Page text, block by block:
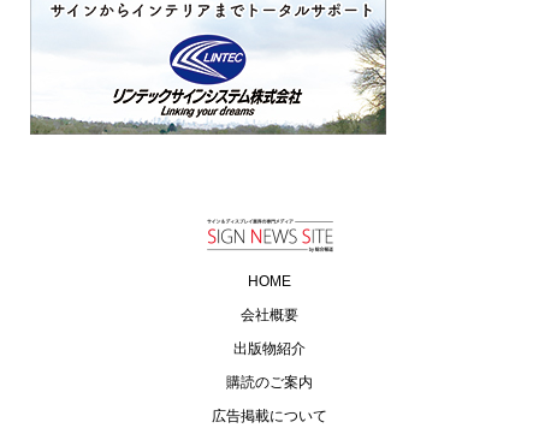
HOME
会社概要
出版物紹介
購読のご案内
広告掲載について